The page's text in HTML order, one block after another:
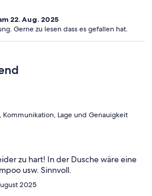
22. Aug. 2025
Gerne zu lesen dass es gefallen hat.
Lage und Genauigkeit
zu hart! In der Dusche wäre eine
usw. Sinnvoll.
2025